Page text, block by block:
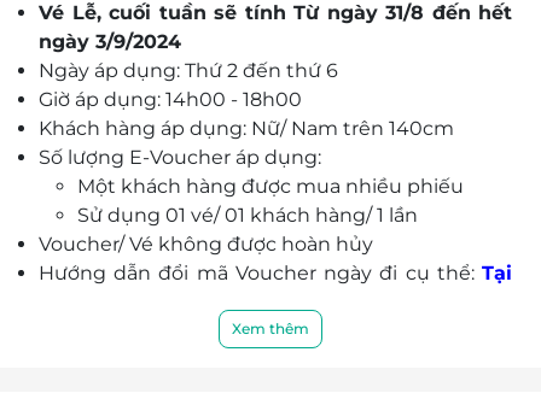
sôi động được mọi người ví là viên ngọc
xanh quý giá của dự án.
Công viên Aqua Bay -cô ng viên nước mini:
Với không gian đầy màu sắc và thú vị, đây là
nơi mang tới cho khách hàng những trải
nghiệm vui chơi hết mình
làm việc và học tập mệt mỏi.
Vinhomes Ocean Park 3 - The Crown được thiết
kế với chuỗi tiện ích có một không hai và cũng
chính là điểm nhấn riêng biệt của dự án, có quy
mô khoảng 12 ha tọa lạc tại trung tâm khu đô
hứa hẹn sẽ đem lại cho du khách những trải
Vé Lễ, cuối tuần sẽ tính Từ ngày 31/8 đến hết
ngày 3/9/2024
Ngày áp dụng: Thứ 2 đến thứ 6
Giờ áp dụng: 14h00 - 18h00
Khách hàng áp dụng: Nữ/ Nam trên 140cm
Số lượng E-Voucher áp dụng:
Một khách hàng được mua nhiều phiếu
Sử dụng 01 vé/ 01 khách hàng/ 1 lần
Voucher/ Vé không được hoàn hủy
Hướng dẫn đổi mã Voucher ngày đi cụ thể: Tại
Địa chỉ áp dụng: VinWonders Ocean Park 3 - Khu
Xem thêm